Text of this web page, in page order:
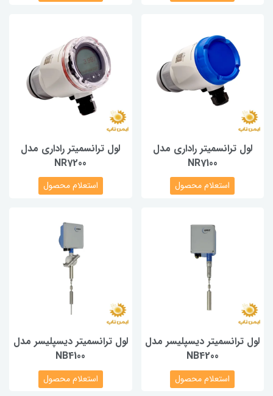
لول ترانسمیتر راداری مدل
NR7100
استعلام محصول
لول ترانسمیتر راداری مدل
NR7200
استعلام محصول
لول ترانسمیتر دیسپلیسر مدل
NB4200
استعلام محصول
لول ترانسمیتر دیسپلیسر مدل
NB4100
استعلام محصول